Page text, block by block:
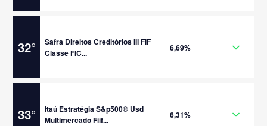
32°
Safra Direitos Creditórios III FIF
Classe FIC...
6,69%
33°
Itaú Estratégia S&p500® Usd
Multimercado Fiif...
6,31%